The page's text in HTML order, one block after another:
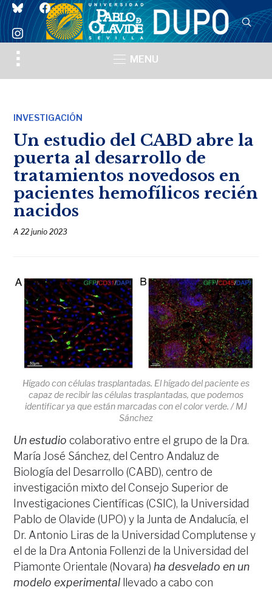
blueskyfacebook
instagram
Toggle
sidebar
MENU
INVESTIGACIÓN
Un estudio del CABD abre la
puerta al desarrollo de
tratamientos novedosos en
pacientes hemofílicos recién
nacidos
A22 junio 2023
Hígado con células trasplantadas. El hígado del paciente es
capaz de recibir las células trasplantadas, que podemos
identificar ya que están marcadas con el color verde. / MJ
Sánchez
Un estudiocolaborativo entre el grupo de la Dra.
María José Sánchez, del Centro Andaluz de
Biología del Desarrollo (CABD), centro de
investigación mixto del Consejo Superior de
Investigaciones Científicas (CSIC), la Universidad
Pablo de Olavide (UPO) y la Junta de Andalucía, el
Dr. Antonio Liras de la Universidad Complutense y
el de la Dra Antonia Follenzi de la Universidad del
Piamonte Orientale (Novara)ha desvelado en un
modelo experimental llevado a cabo con